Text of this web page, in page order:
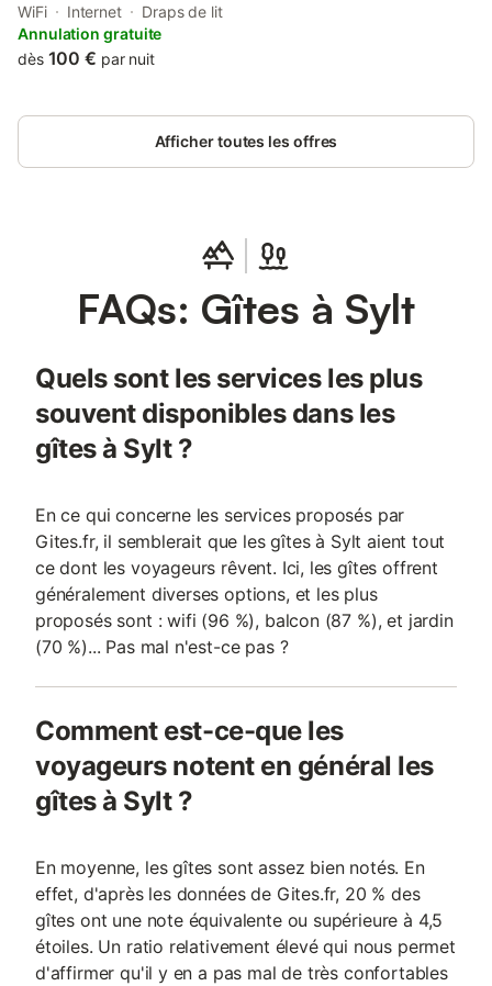
WiFi Internet
Draps de lit
Annulation gratuite
dès 100 € par nuit
Afficher toutes les offres
FAQs: Gîtes à Sylt
Quels sont les services les plus
souvent disponibles dans les
gîtes à Sylt ?
En ce qui concerne les services proposés par
Gites.fr, il semblerait que les gîtes à Sylt aient tout
ce dont les voyageurs rêvent. Ici, les gîtes offrent
généralement diverses options, et les plus
proposés sont : wifi (96 %), balcon (87 %), et jardin
(70 %)... Pas mal n'est-ce pas ?
Comment est-ce-que les
voyageurs notent en général les
gîtes à Sylt ?
En moyenne, les gîtes sont assez bien notés. En
effet, d'après les données de Gites.fr, 20 % des
gîtes ont une note équivalente ou supérieure à 4,5
étoiles. Un ratio relativement élevé qui nous permet
d'affirmer qu'il y en a pas mal de très confortables